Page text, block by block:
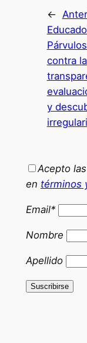
←
contra
y
Acepto
en términos
Email*
Nombre
Apellido